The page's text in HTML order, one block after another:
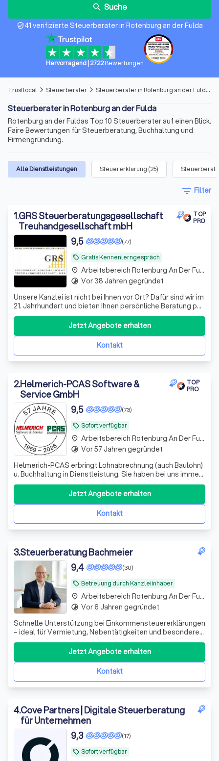
search Suche
verified_user41 verifizierte Steuerberater in Rotenburg an der Fulda
Hervorragend| 2722 Bewertungen
Trustlocal arrow_forward_ios Steuerberater arrow_forward_ios Steuerberater in Rotenburg an der Fulda
Steuerberater in Rotenburg an der Fulda
Rotenburg an der Fuldas Top 10 Steuerberater auf einen Blick.
Faire Bewertungen für Steuerberatung, Buchhaltung und
Firmengründung.
Alle Dienstleistungen Steuererklärung (25)
filter_list Filter
1.GRS Steuerberatungsgesellschaft
Treuhandgesellschaft mbH
TOP
PRO
local_offer Gratis Kennenlerngespräch
(77)
9,5
Unsere Kanzlei ist nicht bei Ihnen vor Ort? Dafür sind wir im
21. Jahrhundert und bieten Ihnen persönliche Beratung per
Video, WhatsApp und anderen Medien - wir sehen uns!
Datenaustausch - digital
Kontakt
Jetzt Angebote erhalten
place Arbeitsbereich Rotenburg An Der Fulda
timelapse Vor 38 Jahren gegründet
2.Helmerich-PCAS Software &
Service GmbH
TOP
PRO
local_offer Sofort verfügbar
(73)
9,5
Helmerich-PCAS erbringt Lohnabrechnung (auch Baulohn)
u. Buchhaltung in Dienstleistung. Sie haben bei uns immer
einen festen Ansprechpartner, den Sie per Telefon,
Telefax oder eMail erreichen können.
Kontakt
Jetzt Angebote erhalten
place Arbeitsbereich Rotenburg An Der Fulda
timelapse Vor 57 Jahren gegründet
3.Steuerberatung Bachmeier
local_offer Betreuung durch Kanzleiinhaber
(30)
9,4
Schnelle Unterstützung bei Einkommensteuererklärungen
– ideal für Vermietung, Nebentätigkeiten und besondere
private Situationen. Persönlich und unkompliziert.
Kontakt
Jetzt Angebote erhalten
place Arbeitsbereich Rotenburg An Der Fulda
timelapse Vor 6 Jahren gegründet
4.Cove Partners | Digitale Steuerberatung
für Unternehmen
local_offer Sofort verfügbar
(17)
9,3